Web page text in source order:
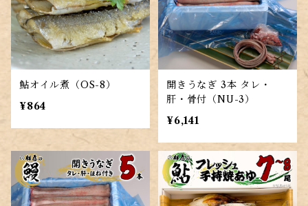
鮎オイル煮（OS-8）
¥864
開きうなぎ 3本 タレ・
肝・骨付（NU-3）
¥6,141